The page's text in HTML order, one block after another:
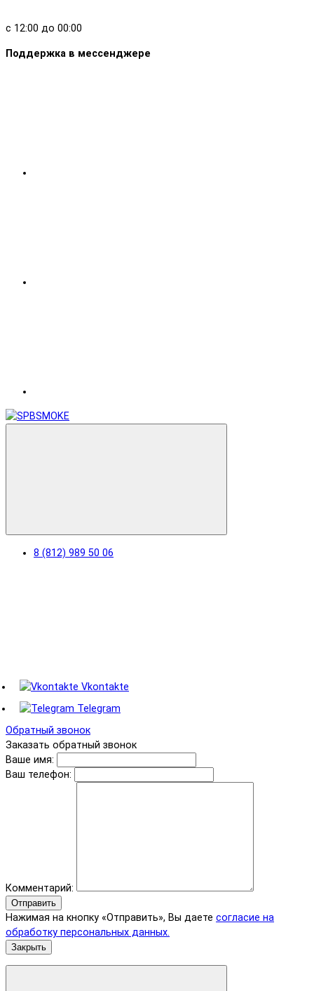
с 12:00 до 00:00
Поддержка в мессенджере
8 (812) 989 50 06
Vkontakte
Telegram
Обратный звонок
Заказать обратный звонок
Ваше имя:
Ваш телефон:
Комментарий:
Отправить
Нажимая на кнопку «Отправить», Вы даете согласие на
обработку персональных данных.
Закрыть